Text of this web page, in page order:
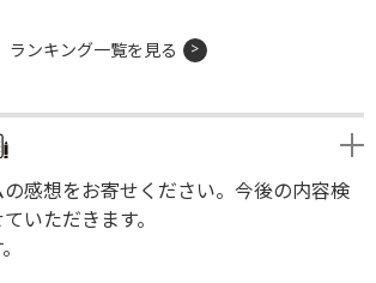
ランキング一覧を見る
感想をお寄せください。今後の内容検
いただきます。